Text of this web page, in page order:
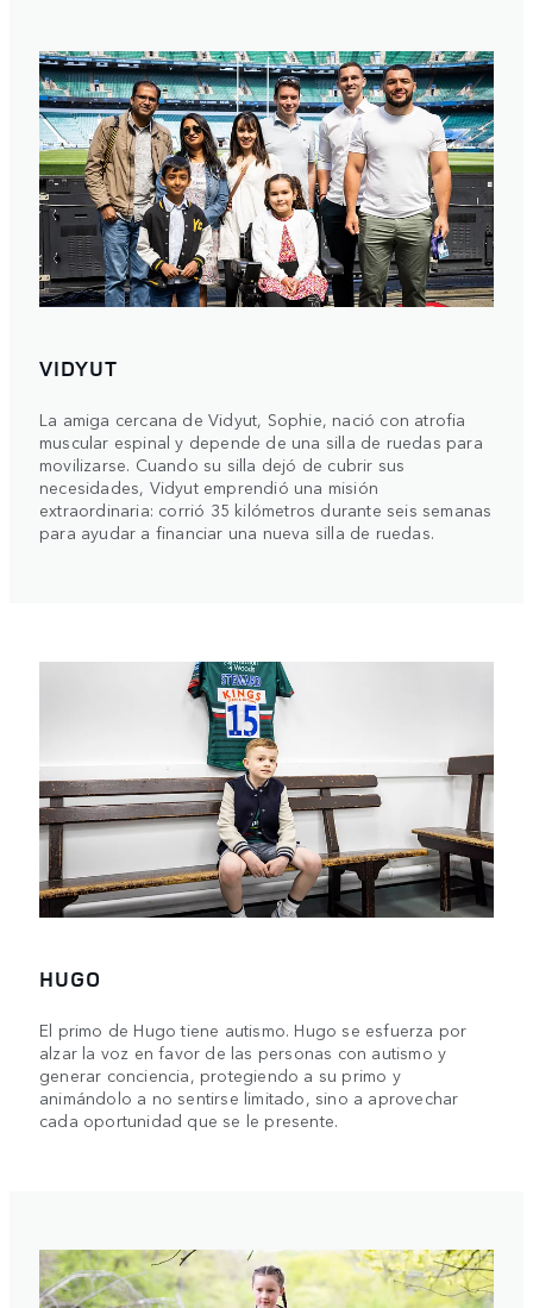
VIDYUT
La amiga cercana de Vidyut, Sophie, nació con atrofia
muscular espinal y depende de una silla de ruedas para
movilizarse. Cuando su silla dejó de cubrir sus
necesidades, Vidyut emprendió una misión
extraordinaria: corrió 35 kilómetros durante seis semanas
para ayudar a financiar una nueva silla de ruedas.
HUGO
El primo de Hugo tiene autismo. Hugo se esfuerza por
alzar la voz en favor de las personas con autismo y
generar conciencia, protegiendo a su primo y
animándolo a no sentirse limitado, sino a aprovechar
cada oportunidad que se le presente.